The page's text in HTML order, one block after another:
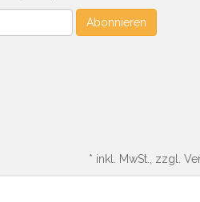
Abonnieren
* inkl. MwSt., zzgl.